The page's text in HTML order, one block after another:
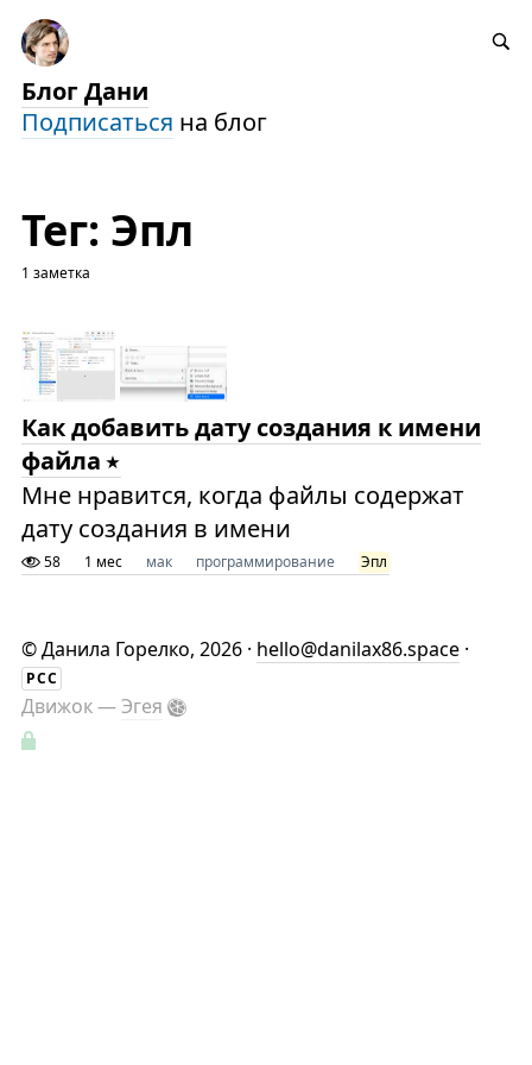
Блог Дани
Подписаться на блог
Тег: Эпл
1 заметка
Как добавить дату создания к имени
файла
Мне нравится, когда файлы содержат
дату создания в имени
58 1 мес мак программирование Эпл
©Данила Горелко, 2026 · hello@danilax86.space·
РСС
Движок —Эгея